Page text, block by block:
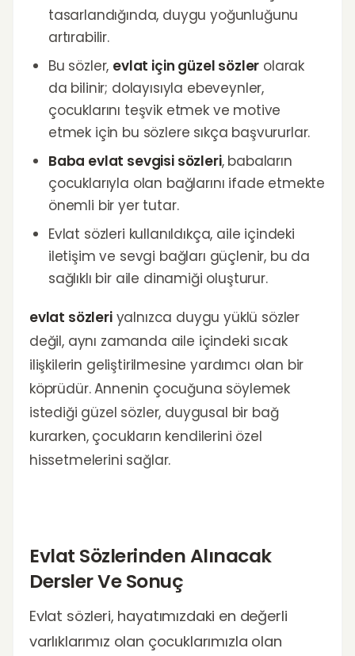
tasarlandığında, duygu yoğunluğunu
artırabilir.
Bu sözler, evlat için güzel sözler olarak
da bilinir; dolayısıyla ebeveynler,
çocuklarını teşvik etmek ve motive
etmek için bu sözlere sıkça başvururlar.
Baba evlat sevgisi sözleri, babaların
çocuklarıyla olan bağlarını ifade etmekte
önemli bir yer tutar.
Evlat sözleri kullanıldıkça, aile içindeki
iletişim ve sevgi bağları güçlenir, bu da
sağlıklı bir aile dinamiği oluşturur.
evlat sözleriyalnızca duygu yüklü sözler
değil, aynı zamanda aile içindeki sıcak
ilişkilerin geliştirilmesine yardımcı olan bir
köprüdür. Annenin çocuğuna söylemek
istediği güzel sözler, duygusal bir bağ
kurarken, çocukların kendilerini özel
hissetmelerini sağlar.
Evlat Sözlerinden Alınacak
Dersler Ve Sonuç
Evlat sözleri, hayatımızdaki en değerli
varlıklarımız olan çocuklarımızla olan